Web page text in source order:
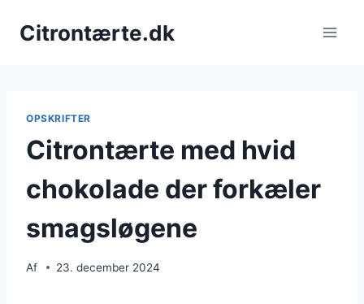
Citrontærte.dk
OPSKRIFTER
Citrontærte med hvid
chokolade der forkæler
smagsløgene
Af 23. december 2024